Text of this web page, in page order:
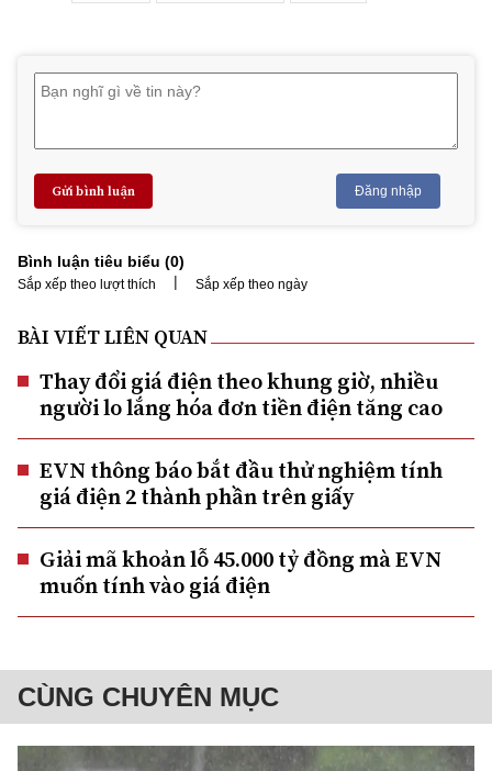
Gửi bình luận Đăng nhập
Bình luận tiêu biểu (0)
Sắp xếp theo lượt thích | Sắp xếp theo ngày
BÀI VIẾT LIÊN QUAN
Thay đổi giá điện theo khung giờ, nhiều
người lo lắng hóa đơn tiền điện tăng cao
EVN thông báo bắt đầu thử nghiệm tính
giá điện 2 thành phần trên giấy
Giải mã khoản lỗ 45.000 tỷ đồng mà EVN
muốn tính vào giá điện
CÙNG CHUYÊN MỤC